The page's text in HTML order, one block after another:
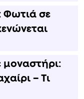
Φωτιά σε
μοναστήρι:
– Τι